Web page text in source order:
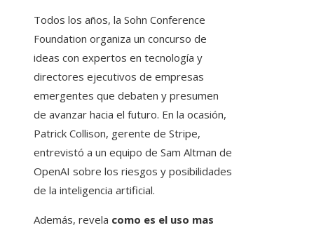
Todos los años, la Sohn Conference
Foundation organiza un concurso de
ideas con expertos en tecnología y
directores ejecutivos de empresas
emergentes que debaten y presumen
de avanzar hacia el futuro. En la ocasión,
Patrick Collison, gerente de Stripe,
entrevistó a un equipo de Sam Altman de
OpenAI sobre los riesgos y posibilidades
de la inteligencia artificial.
Además, revela como es el uso mas